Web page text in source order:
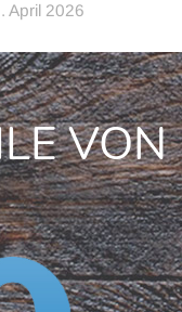
April 2026
VON